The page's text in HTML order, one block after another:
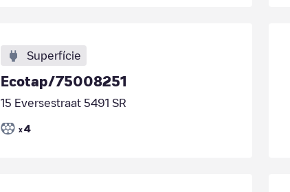
Superfície
Ecotap/75008251
15 Eversestraat 5491 SR
x 4